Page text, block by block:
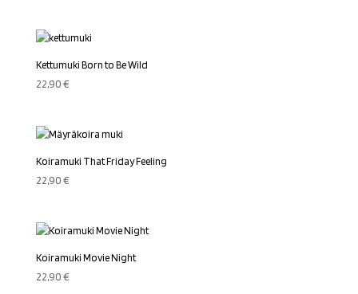
Kettumuki Born to Be Wild
22,90€
Koiramuki That Friday Feeling
22,90€
Koiramuki Movie Night
22,90€